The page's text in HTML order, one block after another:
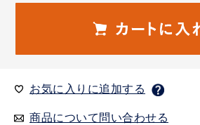
お気に入りに追加する
商品について問い合わせる